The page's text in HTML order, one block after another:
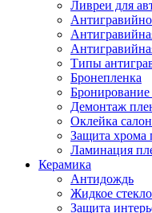
Ливреи для
Типы
Бронепленка
Бронирование
Демонтаж
Оклейка
Защита хрома
Ламинация
Керамика
Антидождь
Жидкое стекло
Защита